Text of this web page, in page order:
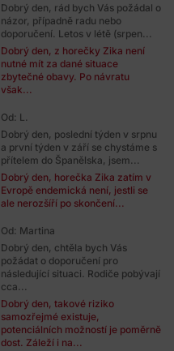
Dobrý den, rád bych Vás požádal o
názor, případně radu nebo
doporučení. Letos v létě (srpen...
Dobrý den, z horečky Zika není
nutné mít za dané situace
zbytečné obavy. Po návratu
však...
Od: L.
Dobrý den, poslední týden v srpnu
a první týden v září se chystáme s
přítelem do Španělska, jsem...
Dobrý den, horečka Zika zatím v
Evropě endemická není, jestli se
ale nerozšíří po skončení...
Od: Martina
Dobrý den, chtěla bych Vás
požádat o doporučení pro
následující situaci. Rodiče pobývají
cca...
Dobrý den, takové riziko
samozřejmé existuje,
potenciálních možností je poměrně
dost. Záleží i na...